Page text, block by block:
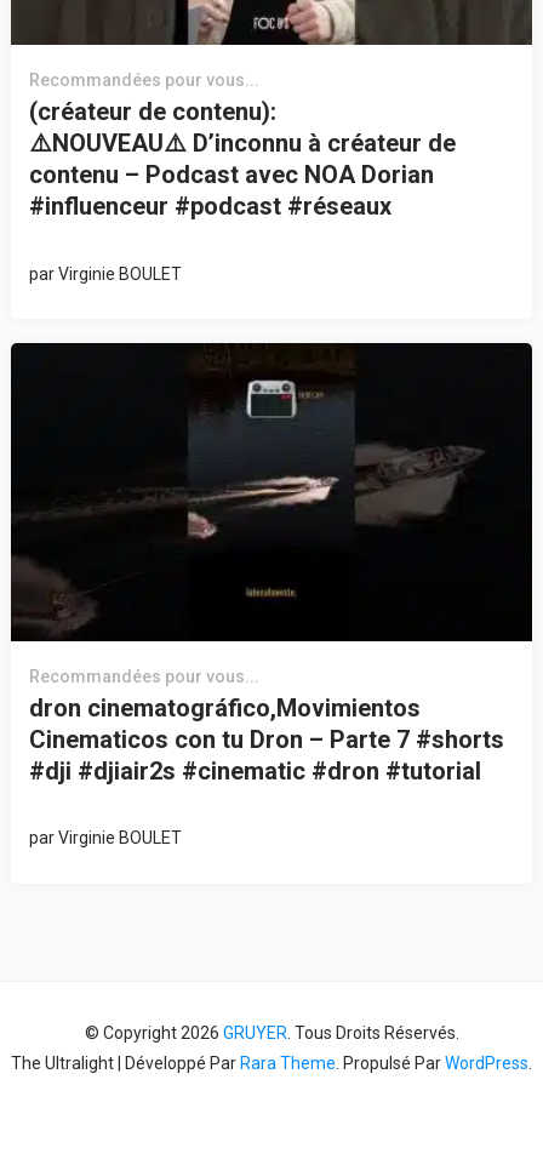
Recommandées pour vous...
(créateur de contenu):
⚠️NOUVEAU⚠️ D’inconnu à créateur de
contenu – Podcast avec NOA Dorian
#influenceur #podcast #réseaux
parVirginie BOULET
Recommandées pour vous...
dron cinematográfico,Movimientos
Cinematicos con tu Dron – Parte 7 #shorts
#dji #djiair2s #cinematic #dron #tutorial
parVirginie BOULET
© Copyright 2026 GRUYER . Tous Droits Réservés.
The Ultralight | Développé ParRara Theme . Propulsé ParWordPress